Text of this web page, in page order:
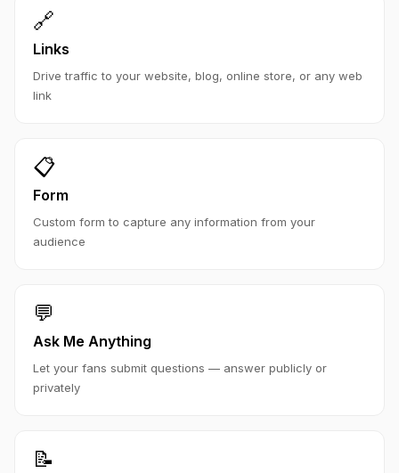
🔗
Links
Drive traffic to your website, blog, online store, or any web
link
📋
Form
Custom form to capture any information from your
audience
💬
Ask Me Anything
Let your fans submit questions — answer publicly or
privately
📝